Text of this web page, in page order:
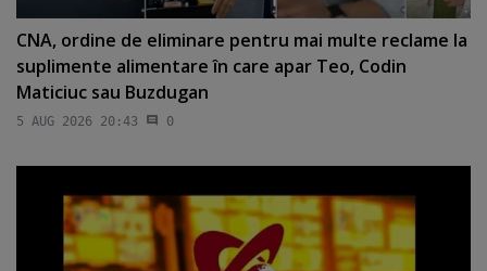
CNA, ordine de eliminare pentru mai multe reclame la
suplimente alimentare în care apar Teo, Codin
Maticiuc sau Buzdugan
5 AUG 2026 20:43 0